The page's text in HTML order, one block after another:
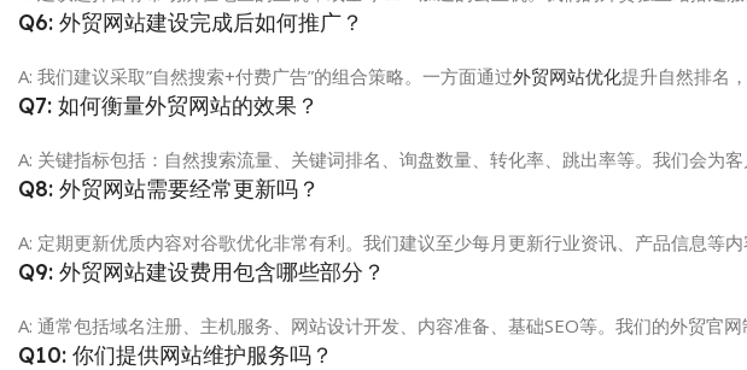
Q6: 外贸网站建设完成后如何推广？
A: 我们建议采取”自然搜索+付费广告”的组合策略。一方面通过外贸网站优化提升自然排名
Q7: 如何衡量外贸网站的效果？
A: 关键指标包括：自然搜索流量、关键词排名、询盘数量、转化率、跳出率等。我们会为
Q8: 外贸网站需要经常更新吗？
A: 定期更新优质内容对谷歌优化非常有利。我们建议至少每月更新行业资讯、产品信息等内
Q9: 外贸网站建设费用包含哪些部分？
A: 通常包括域名注册、主机服务、网站设计开发、内容准备、基础SEO等。我们的外贸官网
Q10: 你们提供网站维护服务吗？